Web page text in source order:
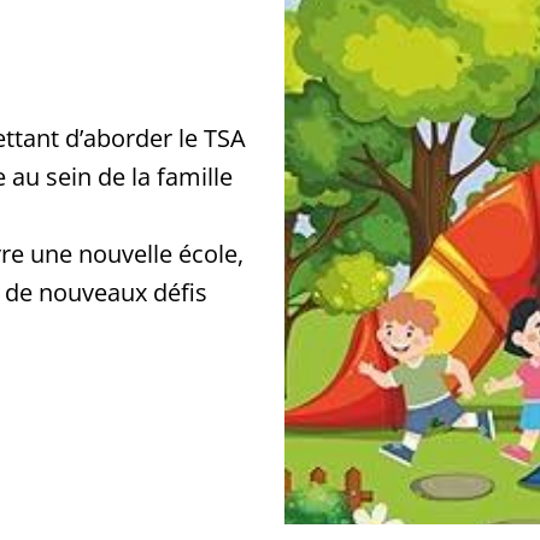
d’aborder le TSA
au sein de la famille
une nouvelle école,
nouveaux défis